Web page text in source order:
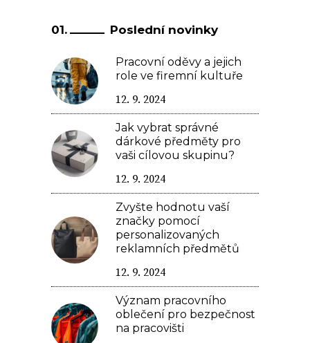
Poslední novinky
Pracovní oděvy a jejich
role ve firemní kultuře
12. 9. 2024
Jak vybrat správné
dárkové předměty pro
vaši cílovou skupinu?
12. 9. 2024
Zvyšte hodnotu vaší
značky pomocí
personalizovaných
reklamních předmětů
12. 9. 2024
Význam pracovního
oblečení pro bezpečnost
na pracovišti